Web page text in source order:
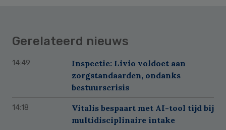
Gerelateerd nieuws
14:49
Inspectie: Livio voldoet aan
zorgstandaarden, ondanks
bestuurscrisis
14:18
Vitalis bespaart met AI-tool tijd bij
multidisciplinaire intake